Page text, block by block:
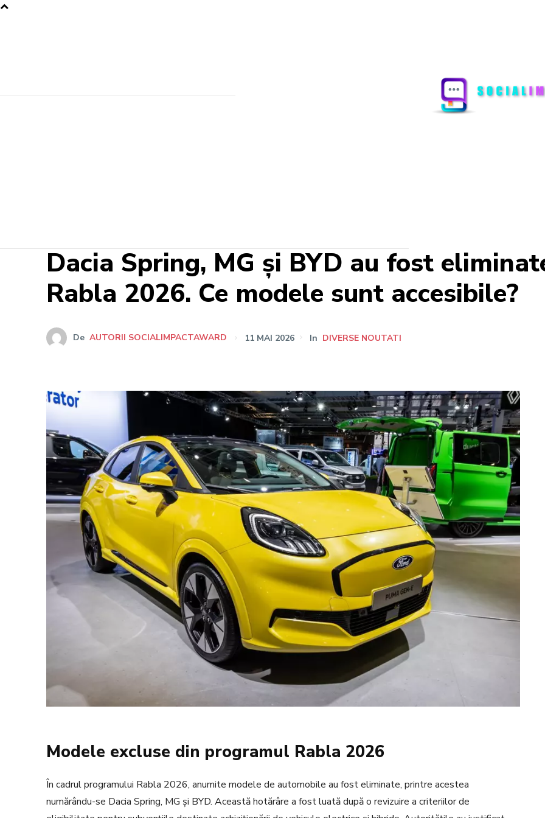
Dacia Spring, MG și BYD au fost
Rabla 2026. Ce modele sunt accesibile?
De AUTORII SOCIALIMPACTAWARD 11 MAI 2026 In DIVERSE NOUTATI
Modele excluse din programul Rabla 2026
În cadrul programului Rabla 2026, anumite modele de automobile au fost eliminate, printre acestea
numărându-se Dacia Spring, MG și BYD. Această hotărâre a fost luată după o revizuire a criteriilor de